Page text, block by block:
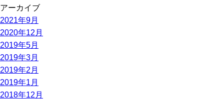
アーカイブ
2021年9月
2020年12月
2019年5月
2019年3月
2019年2月
2019年1月
2018年12月